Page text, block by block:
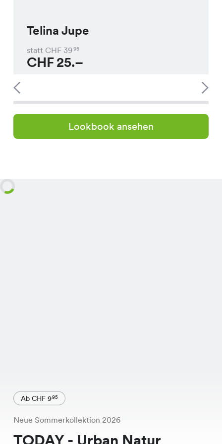
Telina Jupe
statt CHF 3995
CHF25.–
Lookbook ansehen
Ab CHF 995
Neue Sommerkollektion 2026
TODAY - Urban Natur